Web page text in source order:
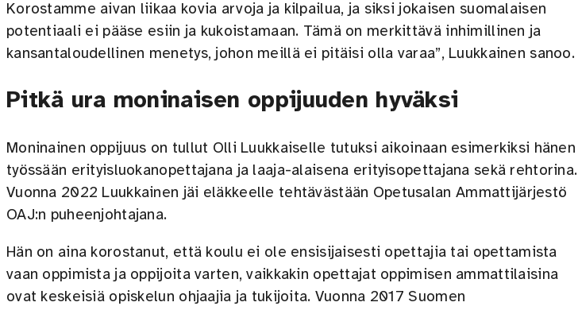
Korostamme aivan liikaa kovia arvoja ja kilpailua, ja siksi jokaisen suomalaisen
potentiaali ei pääse esiin ja kukoistamaan. Tämä on merkittävä inhimillinen ja
kansantaloudellinen menetys, johon meillä ei pitäisi olla varaa”, Luukkainen sanoo.
Pitkä ura moninaisen oppijuuden hyväksi
Moninainen oppijuus on tullut Olli Luukkaiselle tutuksi aikoinaan esimerkiksi hänen
työssään erityisluokanopettajana ja laaja-alaisena erityisopettajana sekä rehtorina.
Vuonna 2022 Luukkainen jäi eläkkeelle tehtävästään Opetusalan Ammattijärjestö
OAJ:n puheenjohtajana.
Hän on aina korostanut, että koulu ei ole ensisijaisesti opettajia tai opettamista
vaan oppimista ja oppijoita varten, vaikkakin opettajat oppimisen ammattilaisina
ovat keskeisiä opiskelun ohjaajia ja tukijoita. Vuonna 2017 Suomen